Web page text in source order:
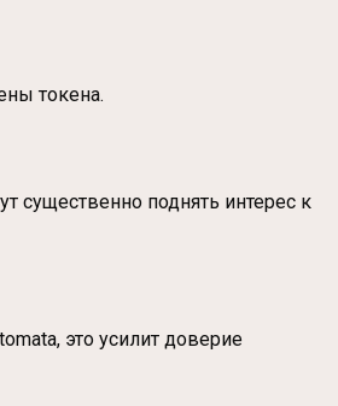
токена.
существенно поднять интерес к
это усилит доверие